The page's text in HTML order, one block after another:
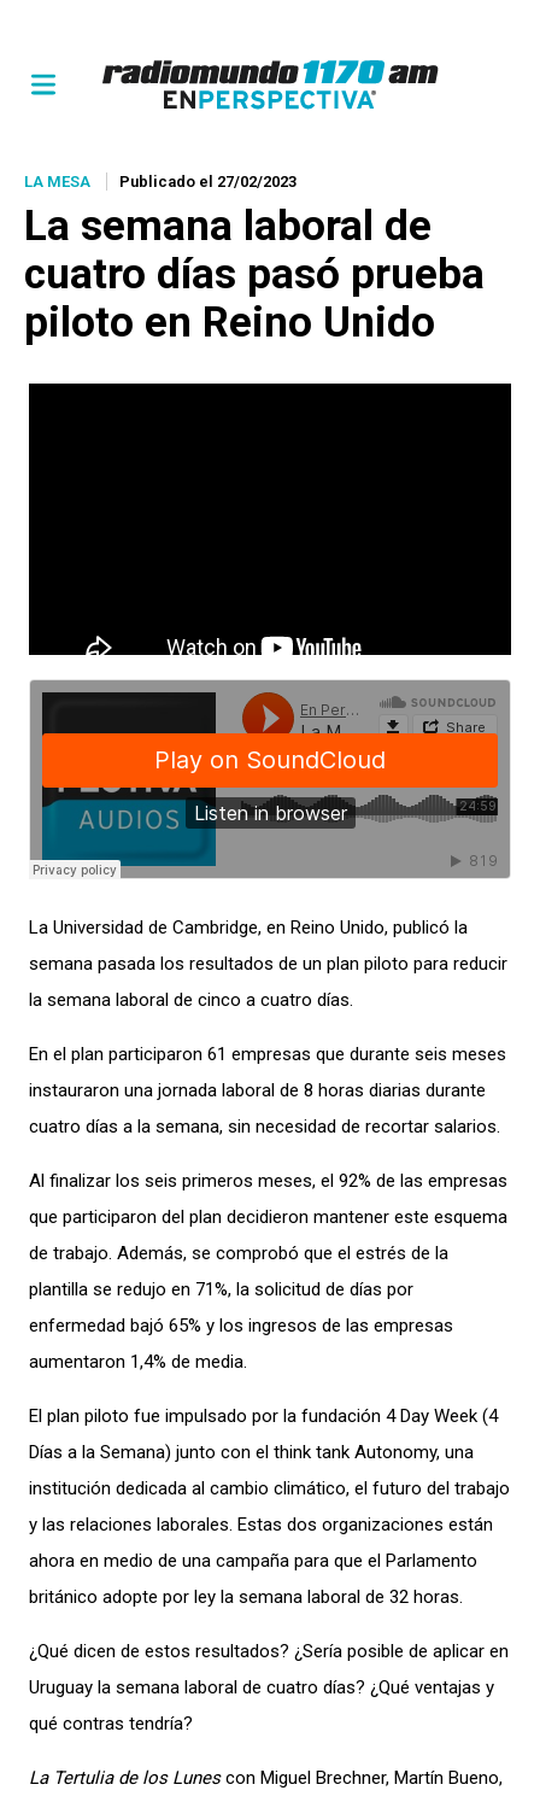
LA MESA Publicado el 27/02/2023
La semana laboral de
cuatro días pasó prueba
piloto en Reino Unido
La Universidad de Cambridge, en Reino Unido, publicó la
semana pasada los resultados de un plan piloto para reducir
la semana laboral de cinco a cuatro días.
En el plan participaron 61 empresas que durante seis meses
instauraron una jornada laboral de 8 horas diarias durante
cuatro días a la semana, sin necesidad de recortar salarios.
Al finalizar los seis primeros meses, el 92% de las empresas
que participaron del plan decidieron mantener este esquema
de trabajo. Además, se comprobó que el estrés de la
plantilla se redujo en 71%, la solicitud de días por
enfermedad bajó 65% y los ingresos de las empresas
aumentaron 1,4% de media.
El plan piloto fue impulsado por la fundación 4 Day Week (4
Días a la Semana) junto con el think tank Autonomy, una
institución dedicada al cambio climático, el futuro del trabajo
y las relaciones laborales. Estas dos organizaciones están
ahora en medio de una campaña para que el Parlamento
británico adopte por ley la semana laboral de 32 horas.
¿Qué dicen de estos resultados? ¿Sería posible de aplicar en
Uruguay la semana laboral de cuatro días? ¿Qué ventajas y
qué contras tendría?
La Tertulia de los Lunescon Miguel Brechner, Martín Bueno,